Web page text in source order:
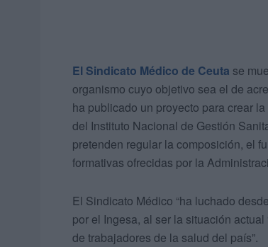
El Sindicato Médico de Ceuta se
organismo cuyo objetivo sea el de
ha publicado un proyecto para crear
del Instituto Nacional de Gestión
pretenden regular la composición, el
formativas ofrecidas por la
El Sindicato Médico “ha luchado
por el Ingesa, al ser la situación
de trabajadores de la salud del país”.